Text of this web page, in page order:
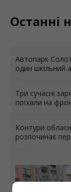
Останні
Автопарк
один шкільний
Три сучасні
поїхали на
Контури
розпочинає